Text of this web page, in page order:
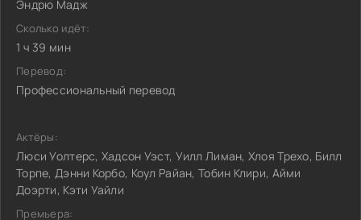
Эндрю Мадж
Сколько идёт:
1 ч 39 мин
Перевод:
Профессиональный перевод
Актёры:
Люси Уолтерс, Хадсон Уэст, Уилл Лиман, Хлоя Трехо, Билл
Торпе, Дэнни Корбо, Коул Райан, Тобин Клири, Айми
Доэрти, Кэти Уайли
Премьера: